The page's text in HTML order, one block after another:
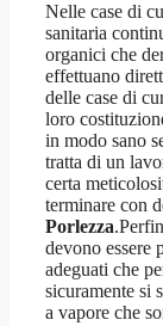
Nelle case di
sanitaria
organici che
effettuano
delle case di
loro
in modo sano
tratta di un
certa
terminare con
Porlezza
devono essere
adeguati che
sicuramente si
a vapore che